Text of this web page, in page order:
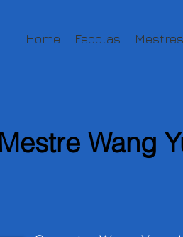
Home Escolas Mestres
Mestre Wang